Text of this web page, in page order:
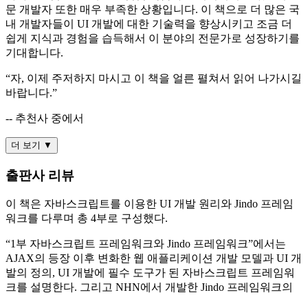
문 개발자 또한 매우 부족한 상황입니다. 이 책으로 더 많은 국
내 개발자들이 UI 개발에 대한 기술력을 향상시키고 조금 더
쉽게 지식과 경험을 습득해서 이 분야의 전문가로 성장하기를
기대합니다.
“자, 이제 주저하지 마시고 이 책을 얼른 펼쳐서 읽어 나가시길
바랍니다.”
-- 추천사 중에서
더 보기 ▼
출판사 리뷰
이 책은 자바스크립트를 이용한 UI 개발 원리와 Jindo 프레임
워크를 다루며 총 4부로 구성했다.
“1부 자바스크립트 프레임워크와 Jindo 프레임워크”에서는
AJAX의 등장 이후 변화한 웹 애플리케이션 개발 모델과 UI 개
발의 정의, UI 개발에 필수 도구가 된 자바스크립트 프레임워
크를 설명한다. 그리고 NHN에서 개발한 Jindo 프레임워크의